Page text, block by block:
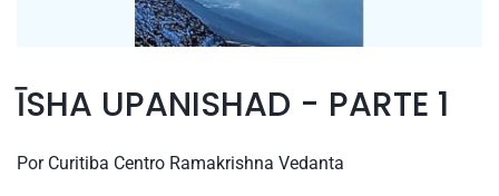
ĪSHA UPANISHAD - PARTE 1
Por Curitiba Centro Ramakrishna Vedanta